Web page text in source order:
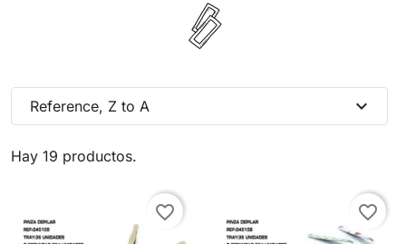
Hay 19 productos.
Reference, Z to A expand_more
favorite_border favorite_border